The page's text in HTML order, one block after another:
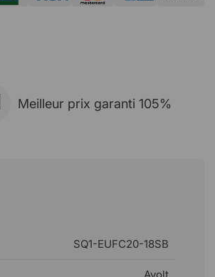
Meilleur prix garanti 105%
SQ1-EUFC20-18SB